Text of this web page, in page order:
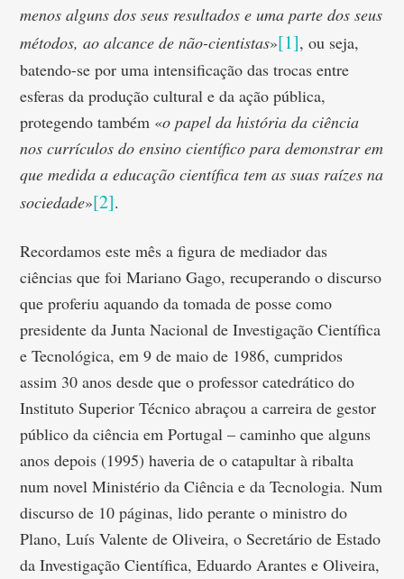
menos alguns dos seus resultados e uma parte dos seus
métodos, ao alcance de não-cientistas»[1], ou seja,
batendo-se por uma intensificação das trocas entre
esferas da produção cultural e da ação pública,
protegendo também «o papel da história da ciência
nos currículos do ensino científico para demonstrar em
que medida a educação científica tem as suas raízes na
sociedade»[2].
Recordamos este mês a figura de mediador das
ciências que foi Mariano Gago, recuperando o discurso
que proferiu aquando da tomada de posse como
presidente da Junta Nacional de Investigação Científica
e Tecnológica, em 9 de maio de 1986, cumpridos
assim 30 anos desde que o professor catedrático do
Instituto Superior Técnico abraçou a carreira de gestor
público da ciência em Portugal – caminho que alguns
anos depois (1995) haveria de o catapultar à ribalta
num novel Ministério da Ciência e da Tecnologia. Num
discurso de 10 páginas, lido perante o ministro do
Plano, Luís Valente de Oliveira, o Secretário de Estado
da Investigação Científica, Eduardo Arantes e Oliveira,